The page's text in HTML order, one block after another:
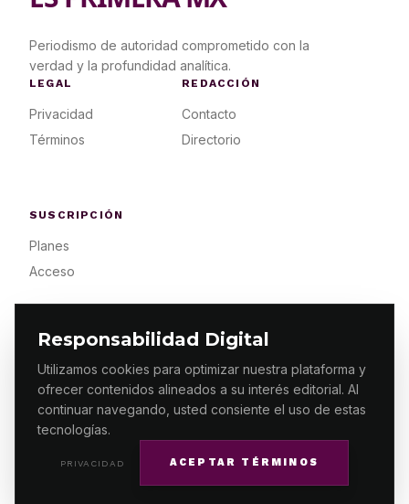
Responsabilidad Digital
Utilizamos cookies para optimizar nuestra plataforma y
ofrecer contenidos alineados a su interés editorial. Al
continuar navegando, usted consiente el uso de estas
tecnologías.
PRIVACIDAD ACEPTAR TÉRMINOS
Periodismo de autoridad comprometido con la
verdad y la profundidad analítica.
LEGAL
Privacidad
Términos
REDACCIÓN
Contacto
Directorio
SUSCRIPCIÓN
Planes
Acceso
© 2026 ES PRIMERA MX. ALGUNOS DERECHOS
RESERVADOS / DESIGNMAKING.MX